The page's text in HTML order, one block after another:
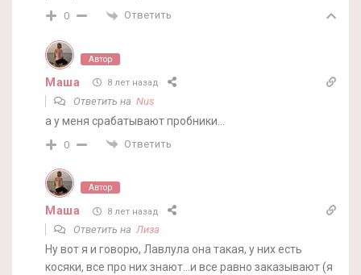
0 Ответить
Автор
Маша 8 лет назад
Ответить на Nus
а у меня срабатывают пробники…
0 Ответить
Автор
Маша 8 лет назад
Ответить наЛиза
Ну вот я и говорю, Лавлула она такая, у них есть
косяки, все про них знают…и все равно заказывают (я